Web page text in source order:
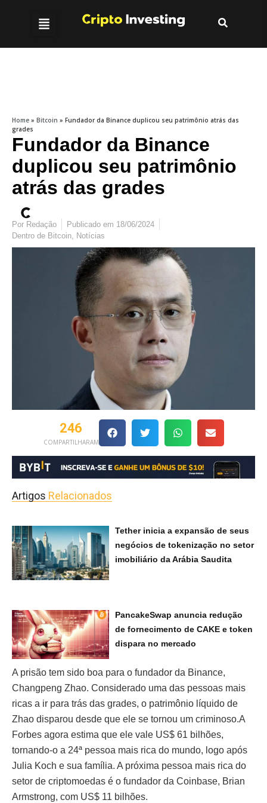
Home » Bitcoin » Fundador da Binance duplicou seu patrimônio atrás das
grades
Fundador da Binance
duplicou seu patrimônio
atrás das grades
Por Redação Publicado em 18/06/2024
Dentro de Bitcoin, Notícias
COMPARTILHARAM
246
Artigos Relacionados
Tether inicia a expansão de seus
negócios de tokenização no setor
imobiliário da Arábia Saudita
PancakeSwap anuncia redução
de fornecimento de CAKE e token
dispara no mercado
A prisão tem sido boa para o fundador da Binance,
Changpeng Zhao. Considerado uma das pessoas mais
ricas a ir para trás das grades, o patrimônio líquido de
Zhao disparou desde que ele se tornou um criminoso.A
Forbes agora estima que ele vale US$ 61 bilhões,
tornando-o a 24ª pessoa mais rica do mundo, logo após
Julia Koch e sua família. A próxima pessoa mais rica do
setor de criptomoedas é o fundador da Coinbase, Brian
Armstrong, com US$ 11 bilhões.